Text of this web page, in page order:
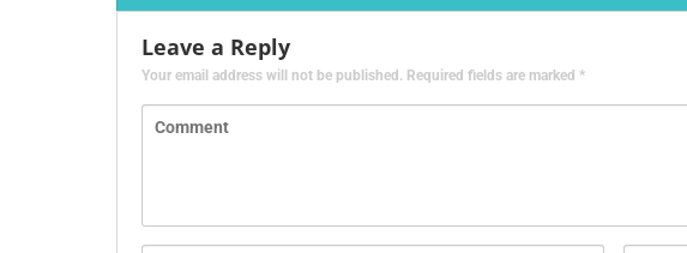
Leave a Reply
Your email address will not be published. Required fields are marked *